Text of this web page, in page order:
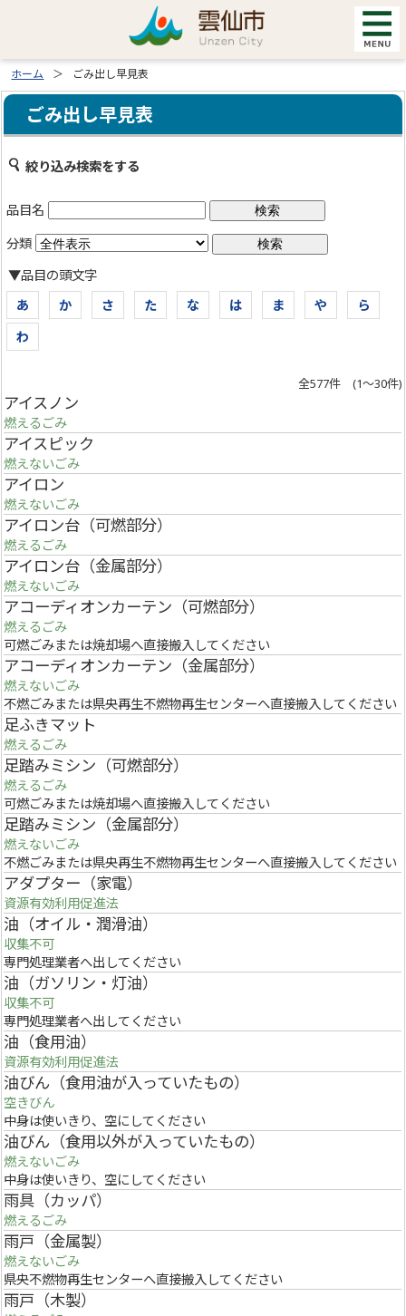
ホーム ごみ出し早見表
ごみ出し早見表
絞り込み検索をする
品目名
分類
▼品目の頭文字
あ
か さ た な は ま や
ら
わ
全577件 (1～30件)
アイスノン
燃えるごみ
アイスピック
燃えないごみ
アイロン
燃えないごみ
アイロン台（可燃部分）
燃えるごみ
アイロン台（金属部分）
燃えないごみ
アコーディオンカーテン（可燃部分）
燃えるごみ
可燃ごみまたは焼却場へ直接搬入してください
アコーディオンカーテン（金属部分）
燃えないごみ
不燃ごみまたは県央再生不燃物再生センターへ直接搬入してください
足ふきマット
燃えるごみ
足踏みミシン（可燃部分）
燃えるごみ
可燃ごみまたは焼却場へ直接搬入してください
足踏みミシン（金属部分）
燃えないごみ
不燃ごみまたは県央再生不燃物再生センターへ直接搬入してください
アダプター（家電）
資源有効利用促進法
油（オイル・潤滑油）
収集不可
専門処理業者へ出してください
油（ガソリン・灯油）
収集不可
専門処理業者へ出してください
油（食用油）
資源有効利用促進法
油びん（食用油が入っていたもの）
空きびん
中身は使いきり、空にしてください
油びん（食用以外が入っていたもの）
燃えないごみ
中身は使いきり、空にしてください
雨具（カッパ）
燃えるごみ
雨戸（金属製）
燃えないごみ
県央不燃物再生センターへ直接搬入してください
雨戸（木製）